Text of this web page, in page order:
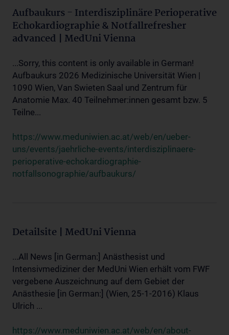
Aufbaukurs - Interdisziplinäre Perioperative
Echokardiographie & Notfallrefresher
advanced | MedUni Vienna
...Sorry, this content is only available in German!
Aufbaukurs 2026 Medizinische Universität Wien |
1090 Wien, Van Swieten Saal und Zentrum für
Anatomie Max. 40 Teilnehmer:innen gesamt bzw. 5
Teilne...
https://www.meduniwien.ac.at/web/en/ueber-
uns/events/jaehrliche-events/interdisziplinaere-
perioperative-echokardiographie-
notfallsonographie/aufbaukurs/
Detailsite | MedUni Vienna
...All News [in German:] Anästhesist und
Intensivmediziner der MedUni Wien erhält vom FWF
vergebene Auszeichnung auf dem Gebiet der
Anästhesie [in German:] (Wien, 25-1-2016) Klaus
Ulrich ...
https://www.meduniwien.ac.at/web/en/about-